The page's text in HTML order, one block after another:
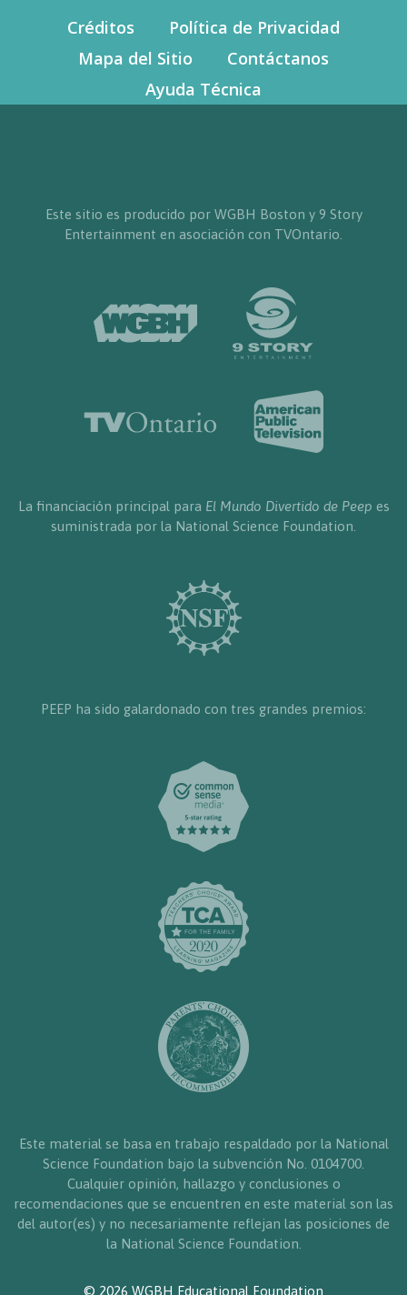
Créditos
Política de Privacidad
Mapa del Sitio
Contáctanos
Ayuda Técnica
Este sitio es producido por WGBH Boston y 9 Story
Entertainment en asociación con TVOntario.
La financiación principal para El Mundo Divertido de Peep es
suministrada por la National Science Foundation.
PEEP ha sido galardonado con tres grandes premios:
Este material se basa en trabajo respaldado por la National
Science Foundation bajo la subvención No. 0104700.
Cualquier opinión, hallazgo y conclusiones o
recomendaciones que se encuentren en este material son las
del autor(es) y no necesariamente reflejan las posiciones de
la National Science Foundation.
© 2026 WGBH Educational Foundation